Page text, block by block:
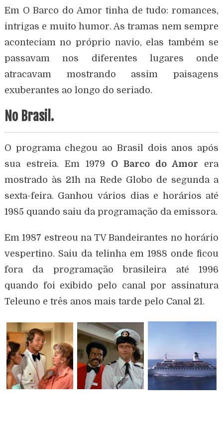
Em O Barco do Amor tinha de tudo: romances,
intrigas e muito humor. As tramas nem sempre
aconteciam no próprio navio, elas também se
passavam nos diferentes lugares onde
atracavam mostrando assim paisagens
exuberantes ao longo do seriado.
No Brasil.
O programa chegou ao Brasil dois anos após
sua estreia. Em 1979 O Barco do Amor era
mostrado às 21h na Rede Globo de segunda a
sexta-feira. Ganhou vários dias e horários até
1985 quando saiu da programação da emissora.
Em 1987 estreou na TV Bandeirantes no horário
vespertino. Saiu da telinha em 1988 onde ficou
fora da programação brasileira até 1996
quando foi exibido pelo canal por assinatura
Teleuno e três anos mais tarde pelo Canal 21.